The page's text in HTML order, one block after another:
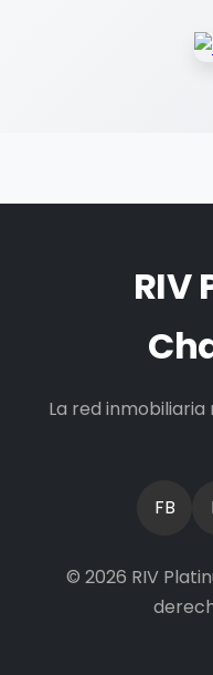
RIV
La red
FB
© 2026 RIV